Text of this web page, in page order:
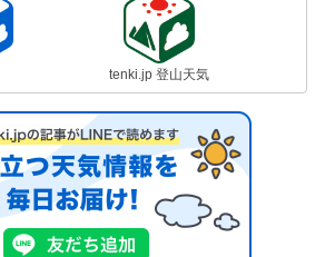
tenki.jp 登山天気